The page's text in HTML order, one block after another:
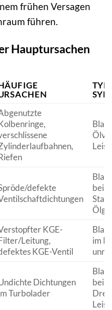
frühen Versagen
führen.
Hauptursachen
defekte
beim
KGE-
Leitung,
KGE-Ventil
im
Dichtungen
Turbolader
bei